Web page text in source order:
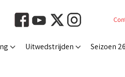
Uitwedstrijden Seizoen